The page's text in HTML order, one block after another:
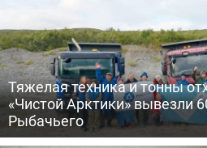
Тяжелая техника и тонны
«Чистой Арктики» вывезли
Рыбачьего